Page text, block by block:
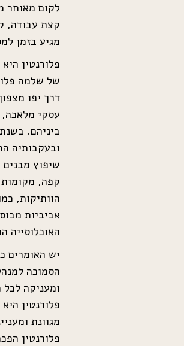
לקום מאוחר
קצת עבודה,
מגיע בזמן
פלורנטין
של שלמה
דרך יפו
שיפוץ
קפה, מקומות
הוותיקות,
אביביות
האוכלוסייה
יש האומרים
הסמוכה
ומעניקה
פלורנטין
מגוונת
פלורנטין